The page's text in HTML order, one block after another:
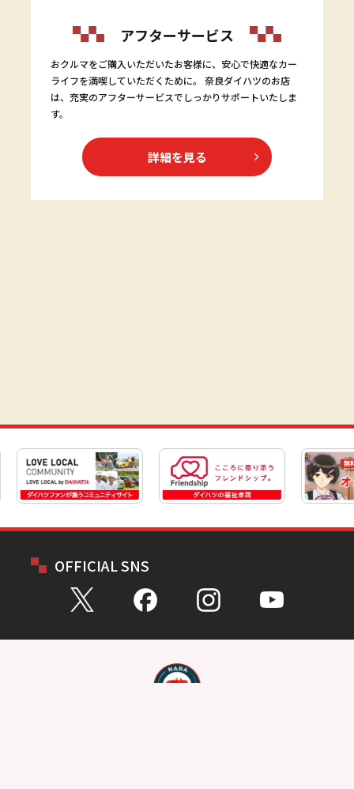
アフターサービス
おクルマをご購入いただいたお客様に、安心で快適なカー
ライフを満喫していただくために。 奈良ダイハツのお店
は、充実のアフターサービスでしっかりサポートいたしま
す。
詳細を見る
OFFICIAL SNS